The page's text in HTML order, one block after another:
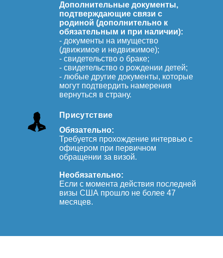
Дополнительные документы,
подтверждающие связи с
родиной (дополнительно к
обязательным и при наличии):
- документы на имущество
(движимое и недвижимое);
- свидетельство о браке;
- свидетельство о рождении детей;
- любые другие документы, которые
могут подтвердить намерения
вернуться в страну.
Присутствие
Обязательно:
Требуется прохождение интервью с
офицером при первичном
обращении за визой.
Необязательно:
Если с момента действия последней
визы США прошло не более 47
месяцев.